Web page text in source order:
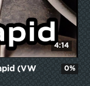
4:14
(VW
0%